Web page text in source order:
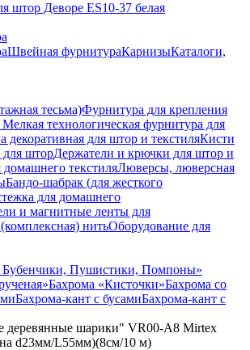
штор Деворе ES10-37 белая
Швейная фурнитураКарнизыКаталоги,
тесьма)Фурнитура для крепления
технологическая фурнитура для
декоративная для штор и текстиляКисти
шторДержатели и крючки для штор и
домашнего текстиляЛюверсы, люверсная
Бандо-шабрак (для жесткого
для домашнего
и магнитные ленты для
нитьОборудование для
Пушистики, Помпоны»
Бахрома «Кисточки»Бахрома со
Бахрома-кант с бусамиБахрома-кант с
деревянные шарики" VR00-A8 Mirtex
d23мм/L55мм)(8см/10 м)